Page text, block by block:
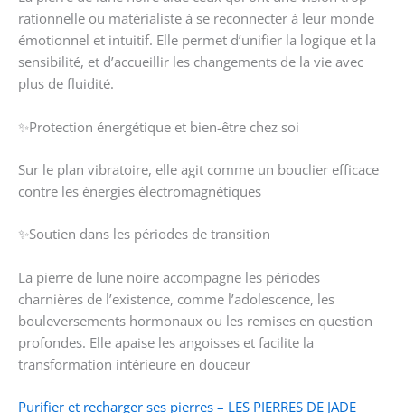
rationnelle ou matérialiste à se reconnecter à leur monde
émotionnel et intuitif. Elle permet d’unifier la logique et la
sensibilité, et d’accueillir les changements de la vie avec
plus de fluidité.
✨Protection énergétique et bien-être chez soi
Sur le plan vibratoire, elle agit comme un bouclier efficace
contre les énergies électromagnétiques
✨Soutien dans les périodes de transition
La pierre de lune noire accompagne les périodes
charnières de l’existence, comme l’adolescence, les
bouleversements hormonaux ou les remises en question
profondes. Elle apaise les angoisses et facilite la
transformation intérieure en douceur
Purifier et recharger ses pierres – LES PIERRES DE JADE